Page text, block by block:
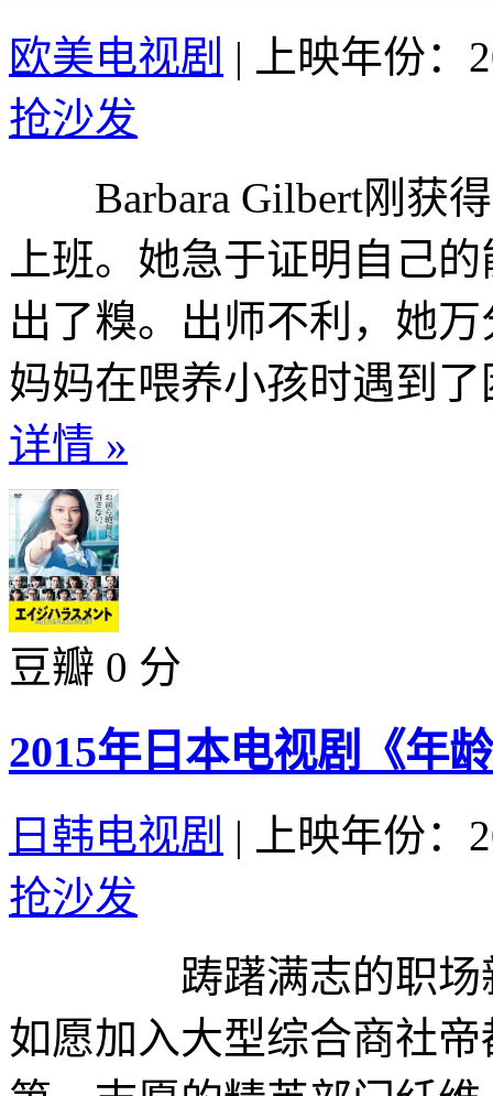
欧美电视剧 |
上映年份：
抢沙发
Barbara Gilbert刚获得
上班。她急于证明自己
出了糗。出师不利，她
妈妈在喂养小孩时遇到
详情 »
豆瓣 0 分
2015年日本电视剧《年
日韩电视剧 |
上映年份：
抢沙发
踌躇满志的职场新
如愿加入大型综合商社